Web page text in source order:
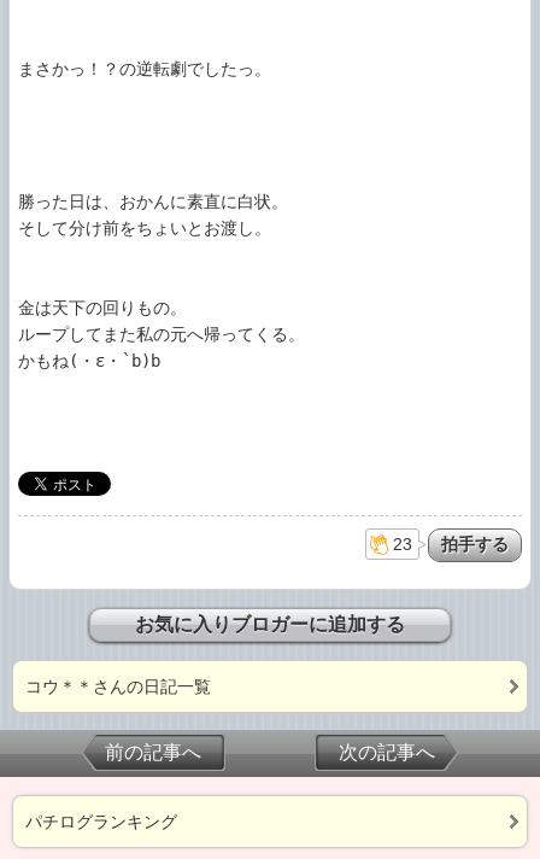
まさかっ！？の逆転劇でしたっ。
勝った日は、おかんに素直に白状。
そして分け前をちょいとお渡し。
金は天下の回りもの。
ループしてまた私の元へ帰ってくる。
かもね(・ε・`b)b
23
お気に入りブロガーに追加する
コウ＊＊さんの日記一覧
前の記事へ 次の記事へ
パチログランキング